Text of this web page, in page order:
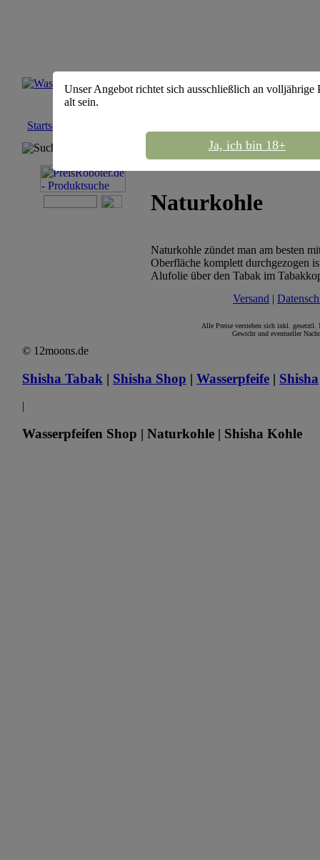
Startseite
Suchmaschine
Naturkohle
Naturkohle zündet man am besten
Oberfläche komplett durchgezogen
Alufolie über den Tabak im
Versand |
Alle Preise verstehen sich inkl.
Gewicht und eventueller
© 12moons.de
Shisha Tabak | Shisha Shop | Wasserpfeife | Shisha
|
Wasserpfeifen Shop | Naturkohle | Shisha Kohle
Unser Angebot richtet sich ausschließlich an volljährige
alt sein.
Ja, ich bin 18+